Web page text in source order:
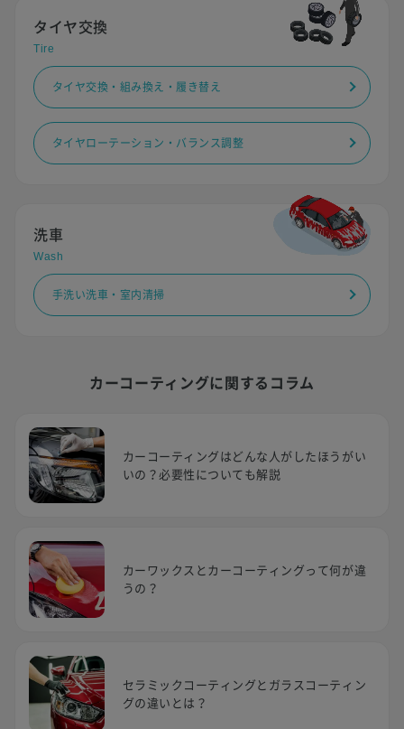
タイヤ交換
Tire
タイヤ交換・組み換え・履き替え
タイヤローテーション・バランス調整
洗車
Wash
手洗い洗車・室内清掃
カーコーティングに関するコラム
カーコーティングはどんな人がしたほうがい
いの？必要性についても解説
カーワックスとカーコーティングって何が違
うの？
セラミックコーティングとガラスコーティン
グの違いとは？